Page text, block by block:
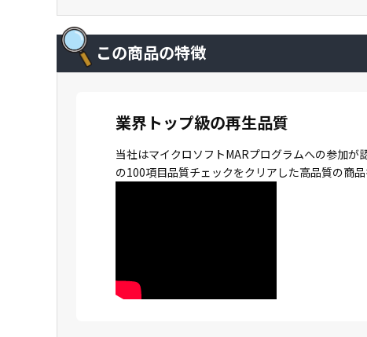
この商品の特徴
業界トップ級の再生品質
当社はマイクロソフトMARプログラムへの参加
の100項目品質チェックをクリアした高品質の商品